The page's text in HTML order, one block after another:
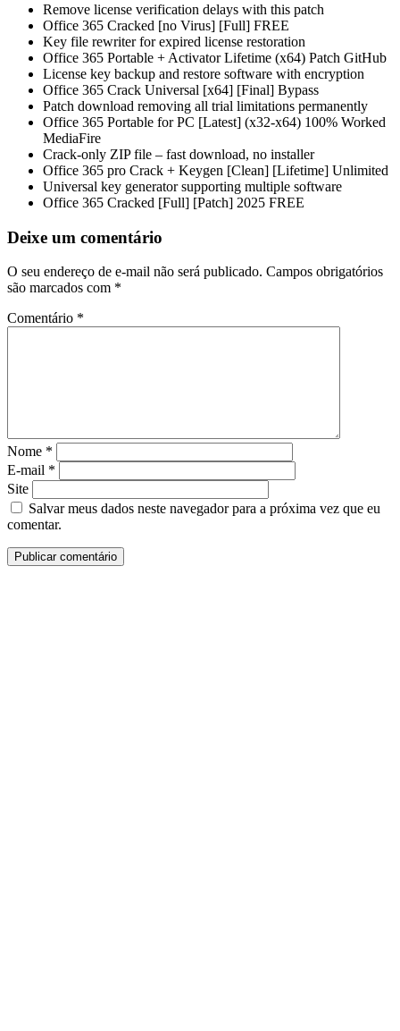
Remove license verification delays with this patch
Office 365 Cracked [no Virus] [Full] FREE
Key file rewriter for expired license restoration
Office 365 Portable + Activator Lifetime (x64) Patch GitHub
License key backup and restore software with encryption
Office 365 Crack Universal [x64] [Final] Bypass
Patch download removing all trial limitations permanently
Office 365 Portable for PC [Latest] (x32-x64) 100% Worked
MediaFire
Crack-only ZIP file – fast download, no installer
Office 365 pro Crack + Keygen [Clean] [Lifetime] Unlimited
Universal key generator supporting multiple software
Office 365 Cracked [Full] [Patch] 2025 FREE
Deixe um comentário
O seu endereço de e-mail não será publicado. Campos obrigatórios
são marcados com *
Comentário *
Nome *
E-mail *
Site
Salvar meus dados neste navegador para a próxima vez que eu
comentar.